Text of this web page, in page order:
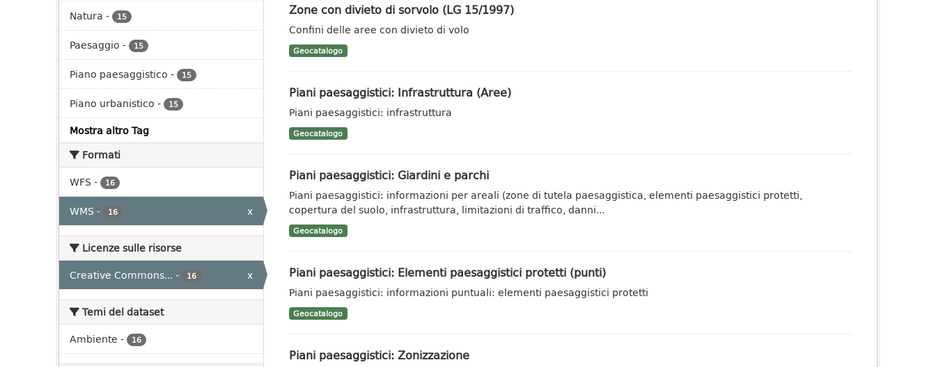
Natura - 15
Paesaggio - 15
Piano paesaggistico - 15
Piano urbanistico - 15
Mostra altro Tag
Formati
WFS - 16
WMS - 16 x
Licenze sulle risorse
Creative Commons... - 16 x
Temi del dataset
Ambiente - 16
Zone con divieto di sorvolo (LG 15/1997)
Confini delle aree con divieto di volo
Geocatalogo
Piani paesaggistici: Infrastruttura (Aree)
Piani paesaggistici: infrastruttura
Geocatalogo
Piani paesaggistici: Giardini e parchi
Piani paesaggistici: informazioni per areali (zone di tutela paesaggistica, elementi paesaggistici protetti,
copertura del suolo, infrastruttura, limitazioni di traffico, danni...
Geocatalogo
Piani paesaggistici: Elementi paesaggistici protetti (punti)
Piani paesaggistici: informazioni puntuali: elementi paesaggistici protetti
Geocatalogo
Piani paesaggistici: Zonizzazione